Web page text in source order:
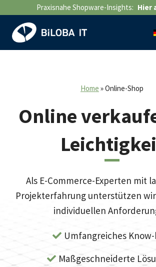
springen
Praxisnahe Shopware-Insights: Hier
Home »Online-Shop
Online
Als E-Commerce-Experten mit
Projekterfahrung unterstützen
individuellen
Umfangreiches
Maßgeschneiderte